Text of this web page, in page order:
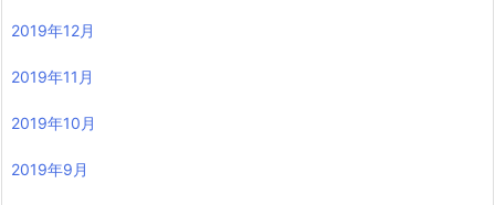
2019年12月
2019年11月
2019年10月
2019年9月